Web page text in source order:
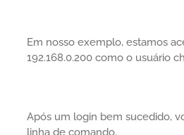
Em nosso exemplo, estamos
192.168.0.200 como o usuário
Após um login bem sucedido,
linha de comando.